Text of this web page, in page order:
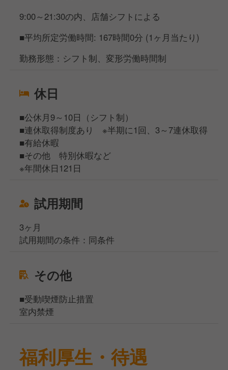
9:00～21:30の内、店舗シフトによる
■平均所定労働時間: 167時間0分 (1ヶ月当たり)
勤務形態：シフト制、変形労働時間制
休日
■公休月9～10日（シフト制）
■連休取得制度あり ※半期に1回、3～7連休取得
■有給休暇
■その他 特別休暇など
※年間休日121日
試用期間
3ヶ月
試用期間の条件：同条件
その他
■受動喫煙防止措置
室内禁煙
福利厚生・待遇